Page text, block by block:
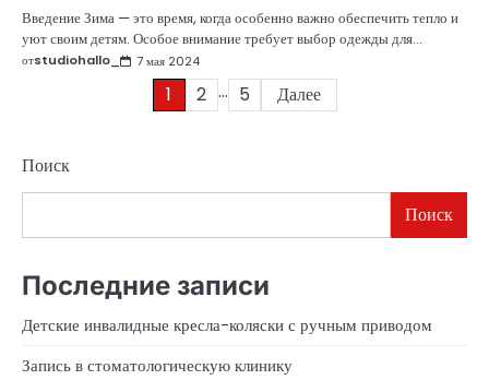
Введение Зима — это время, когда особенно важно обеспечить тепло и
уют своим детям. Особое внимание требует выбор одежды для…
отstudiohallo_ 7 мая 2024
1 2 … 5 Далее
Поиск
Поиск
Последние записи
Детские инвалидные кресла-коляски с ручным приводом
Запись в стоматологическую клинику